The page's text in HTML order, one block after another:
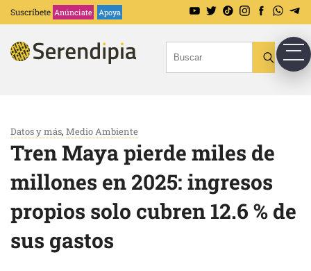
Suscríbete Anúnciate Apoya
Datos y más, Medio Ambiente
Tren Maya pierde miles de
millones en 2025: ingresos
propios solo cubren 12.6 % de
sus gastos